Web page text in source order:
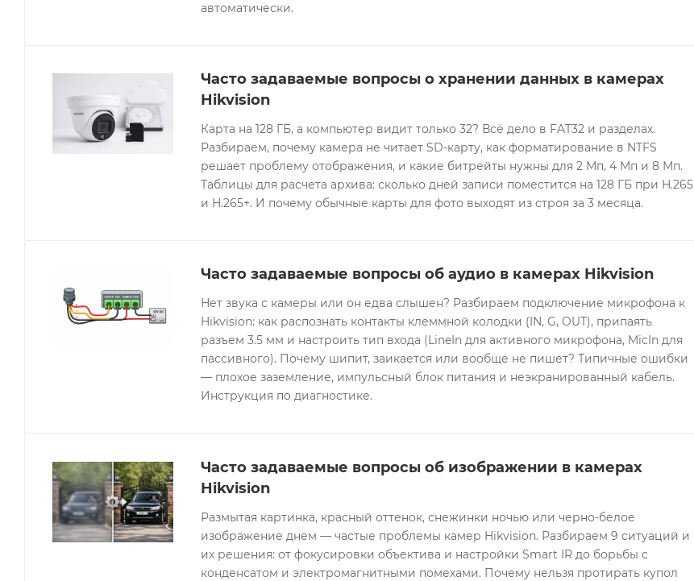
автоматически.
Часто задаваемые вопросы о хранении данных в камерах
Hikvision
Карта на 128 ГБ, а компьютер видит только 32? Всё дело в FAT32 и разделах.
Разбираем, почему камера не читает SD-карту, как форматирование в NTFS
решает проблему отображения, и какие битрейты нужны для 2 Мп, 4 Мп и 8 Мп.
Таблицы для расчета архива: сколько дней записи поместится на 128 ГБ при H.265
и H.265+. И почему обычные карты для фото выходят из строя за 3 месяца.
Часто задаваемые вопросы об аудио в камерах Hikvision
Нет звука с камеры или он едва слышен? Разбираем подключение микрофона к
Hikvision: как распознать контакты клеммной колодки (IN, G, OUT), припаять
разъем 3.5 мм и настроить тип входа (LineIn для активного микрофона, MicIn для
пассивного). Почему шипит, заикается или вообще не пишет? Типичные ошибки
— плохое заземление, импульсный блок питания и неэкранированный кабель.
Инструкция по диагностике.
Часто задаваемые вопросы об изображении в камерах
Hikvision
Размытая картинка, красный оттенок, снежинки ночью или черно-белое
изображение днем — частые проблемы камер Hikvision. Разбираем 9 ситуаций и
их решения: от фокусировки объектива и настройки Smart IR до борьбы с
конденсатом и электромагнитными помехами. Почему нельзя протирать купол